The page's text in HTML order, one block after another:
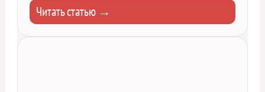
Читать статью →